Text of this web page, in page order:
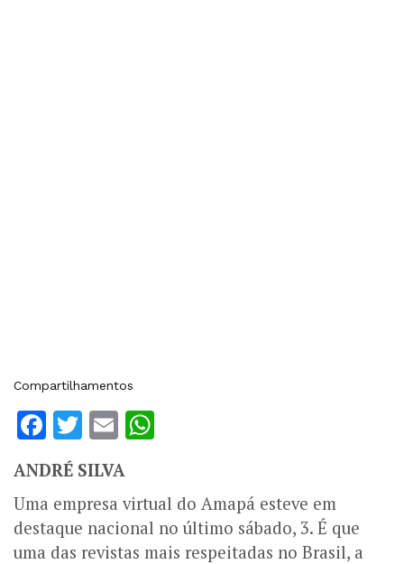
Compartilhamentos
Facebook
Twitter
Email
ANDRÉ SILVA
Uma empresa virtual do Amapá esteve em
destaque nacional no último sábado, 3. É que
uma das revistas mais respeitadas no Brasil, a